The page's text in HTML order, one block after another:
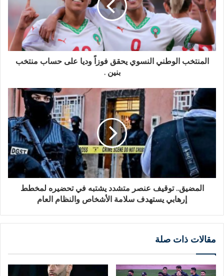
المنتخب الوطني النسوي يحقق فوزاً وديا على حساب منتخب
بنين .
المضيق.. توقيف عنصر متشدد يشتبه في تحضيره لمخطط
إرهابي يستهدف سلامة الأشخاص والنظام العام
مقالات ذات صلة